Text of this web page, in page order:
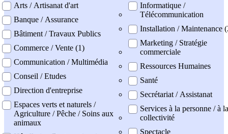
Arts / Artisanat d'art
Banque / Assurance
Bâtiment / Travaux Publics
Commerce / Vente (1)
Communication / Multimédia
Conseil / Etudes
Direction d'entreprise
Espaces verts et naturels /
Agriculture / Pêche / Soins aux
animaux
Informatique /
Télécommunication
Installation / Maintenance
Marketing / Stratégie
commerciale
Ressources Humaines
Santé
Secrétariat / Assistanat
Services à la personne / à la
collectivité
Spectacle